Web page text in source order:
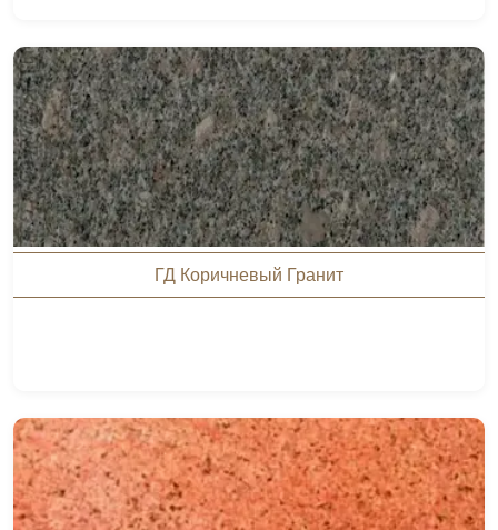
ГД Коричневый Гранит